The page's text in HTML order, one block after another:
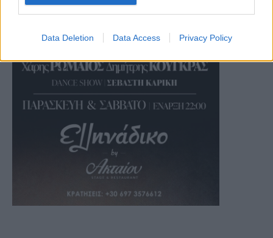
Data Deletion Data Access Privacy Policy